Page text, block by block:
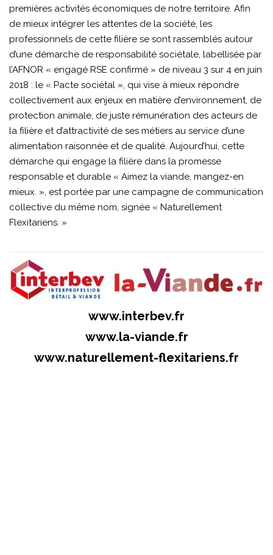
premières activités économiques de notre territoire. Afin
de mieux intégrer les attentes de la société, les
professionnels de cette filière se sont rassemblés autour
d’une démarche de responsabilité sociétale, labellisée par
l’AFNOR « engagé RSE confirmé » de niveau 3 sur 4 en juin
2018 : le « Pacte sociétal », qui vise à mieux répondre
collectivement aux enjeux en matière d’environnement, de
protection animale, de juste rémunération des acteurs de
la filière et d’attractivité de ses métiers au service d’une
alimentation raisonnée et de qualité. Aujourd’hui, cette
démarche qui engage la filière dans la promesse
responsable et durable « Aimez la viande, mangez-en
mieux. », est portée par une campagne de communication
collective du même nom, signée « Naturellement
Flexitariens. »
www.interbev.fr
www.la-viande.fr
www.naturellement-flexitariens.fr